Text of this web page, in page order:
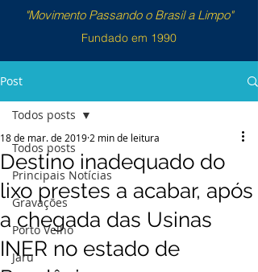
"Movimento Passando o Brasil a Limpo"
Fundado em 1990
Post
Todos posts
Principais Notícias
Gravações
Porto Velho
Jaru
Todos posts
Destino inadequado do
lixo prestes a acabar, após
a chegada das Usinas
INER no estado de
18 de mar. de 2019 2 min de leitura